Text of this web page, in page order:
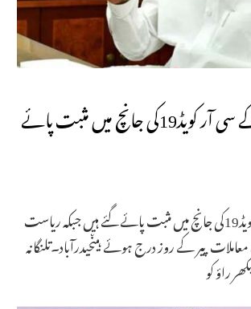
تلنگانہ چیف منسٹر کے سی آر کویڈ19کی جانچ میں مثبت پائے
تلنگانہ چیف منسٹر اب کویڈ19کی جانچ میں مثبت پائے گئے ہیں جبکہ ریاست
نئے معاملات پیر کے روز درج ہوئے ہیںحیدرآباد۔تلنگانہ
راؤ کو